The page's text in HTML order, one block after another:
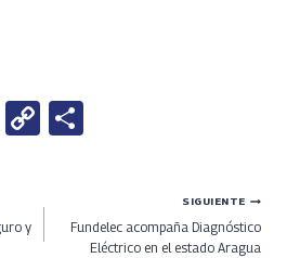
W
C
e
y
SIGUIENTE
Fundelec acompaña Diagnóstico
Eléctrico en el estado Aragua